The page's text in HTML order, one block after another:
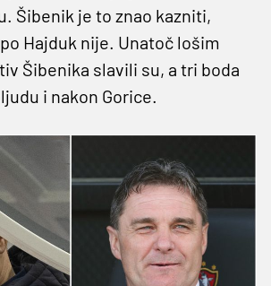
Šibenik je to znao kazniti,
Hajduk nije. Unatoč lošim
Šibenika slavili su, a tri boda
i nakon Gorice.